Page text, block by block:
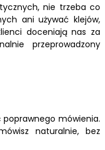
nie trzeba co
ani używać klejów,
doceniają nas za
przeprowadzony
poprawnego mówienia.
naturalnie, bez